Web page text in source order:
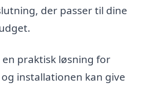
der passer til dine
en praktisk løsning for
installationen kan give